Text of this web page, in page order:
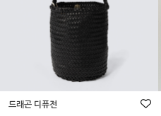
드래곤 디퓨전